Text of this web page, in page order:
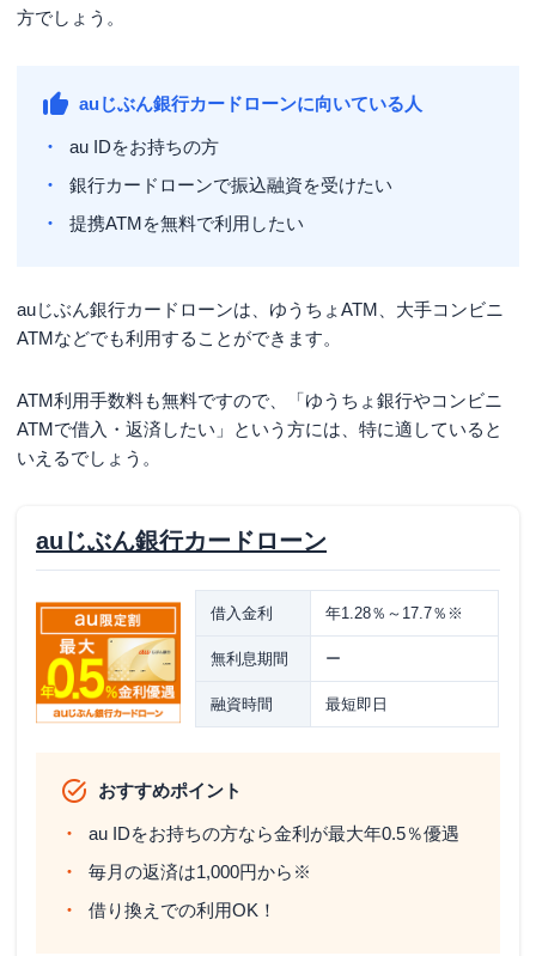
方でしょう。
auじぶん銀行カードローンに向いている人
au IDをお持ちの方
銀行カードローンで振込融資を受けたい
提携ATMを無料で利用したい
auじぶん銀行カードローンは、ゆうちょATM、大手コンビニ
ATMなどでも利用することができます。
ATM利用手数料も無料ですので、「ゆうちょ銀行やコンビニ
ATMで借入・返済したい」という方には、特に適していると
いえるでしょう。
auじぶん銀行カードローン
借入金利 年1.28％～17.7％※
無利息期間 ー
融資時間 最短即日
おすすめポイント
au IDをお持ちの方なら金利が最大年0.5％優遇
毎月の返済は1,000円から※
借り換えでの利用OK！